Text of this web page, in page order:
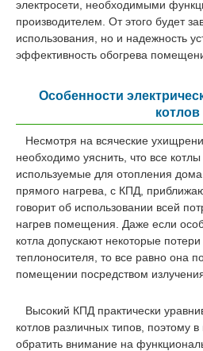
электросети, необходимыми
производителем. От этого будет
использования, но и надежность
эффективность обогрева
Особенности
котлов
Несмотря на всяческие
необходимо уяснить, что все котлы
используемые для отопления
прямого нагрева, с КПД,
говорит об использовании всей
нагрев помещения. Даже если
котла допускают некоторые
теплоносителя, то все равно она
помещении посредством
Высокий КПД практически
котлов различных типов, поэтому
обратить внимание на